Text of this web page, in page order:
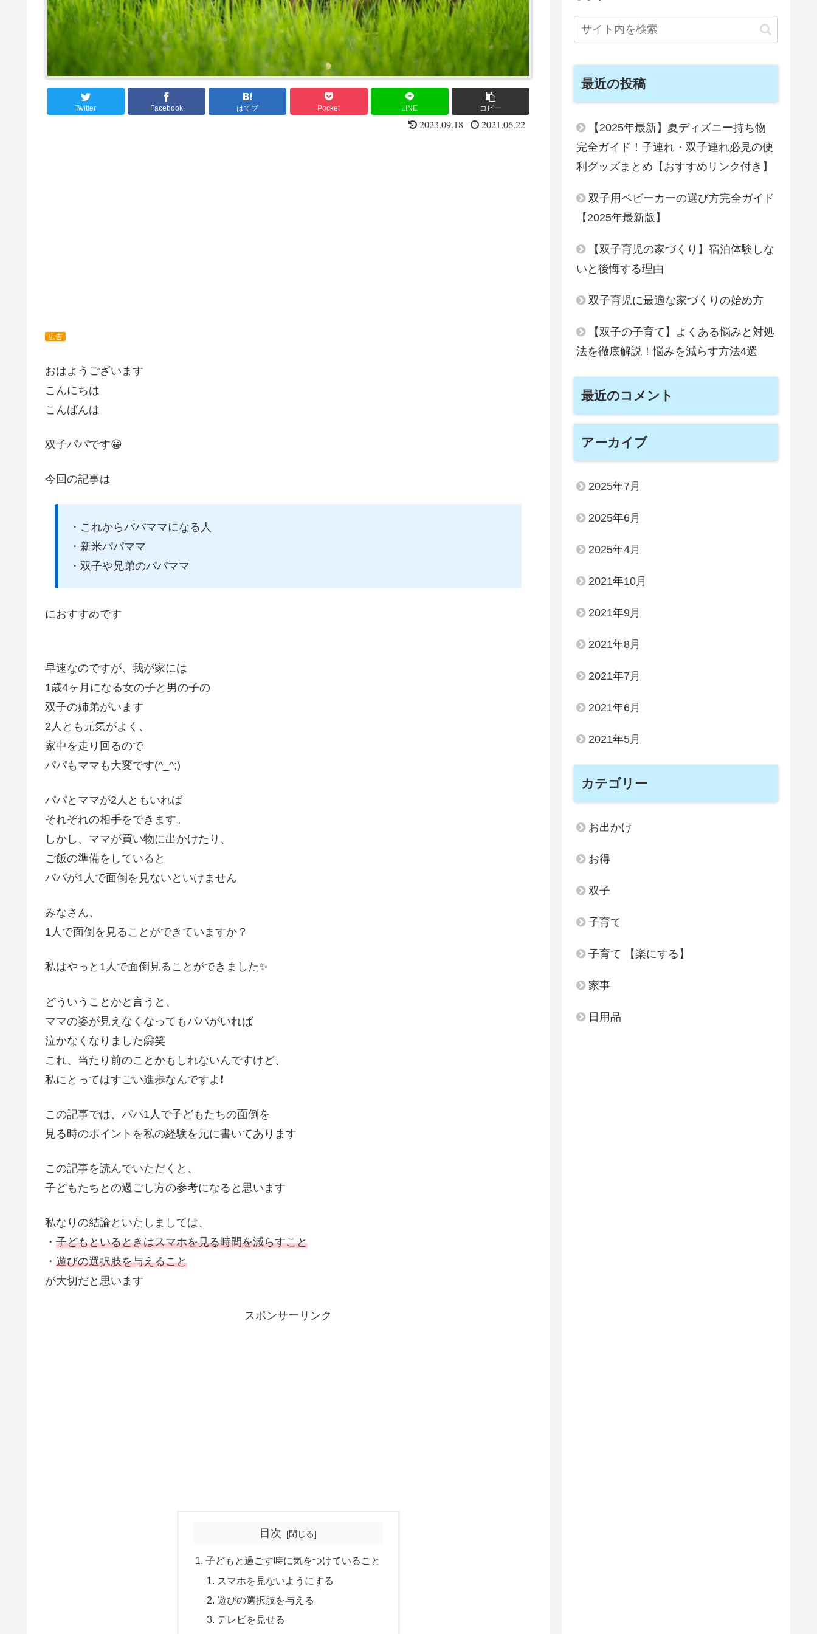
Twitter Facebook はてブ Pocket LINE コピー
2023.09.18 2021.06.22
広告
おはようございます
こんにちは
こんばんは
双子パパです😀
今回の記事は
・これからパパママになる人
・新米パパママ
・双子や兄弟のパパママ
におすすめです
早速なのですが、我が家には
1歳4ヶ月になる女の子と男の子の
双子の姉弟がいます
2人とも元気がよく、
家中を走り回るので
パパもママも大変です(^_^;)
パパとママが2人ともいれば
それぞれの相手をできます。
しかし、ママが買い物に出かけたり、
ご飯の準備をしていると
パパが1人で面倒を見ないといけません
みなさん、
1人で面倒を見ることができていますか？
私はやっと1人で面倒見ることができました✨
どういうことかと言うと、
ママの姿が見えなくなってもパパがいれば
泣かなくなりました🤗笑
これ、当たり前のことかもしれないんですけど、
私にとってはすごい進歩なんですよ❗️
この記事では、パパ1人で子どもたちの面倒を
見る時のポイントを私の経験を元に書いてあります
この記事を読んでいただくと、
子どもたちとの過ごし方の参考になると思います
私なりの結論といたしましては、
・ 子どもといるときはスマホを見る時間を減らすこと
・ 遊びの選択肢を与えること
が大切だと思います
スポンサーリンク
目次
子どもと過ごす時に気をつけていること
スマホを見ないようにする
遊びの選択肢を与える
テレビを見せる
最近の投稿
【2025年最新】夏ディズニー持ち物
完全ガイド！子連れ・双子連れ必見の便
利グッズまとめ【おすすめリンク付き】
双子用ベビーカーの選び方完全ガイド
【2025年最新版】
【双子育児の家づくり】宿泊体験しな
いと後悔する理由
双子育児に最適な家づくりの始め方
【双子の子育て】よくある悩みと対処
法を徹底解説！悩みを減らす方法4選
最近のコメント
アーカイブ
2025年7月
2025年6月
2025年4月
2021年10月
2021年9月
2021年8月
2021年7月
2021年6月
2021年5月
カテゴリー
お出かけ
お得
双子
子育て
子育て 【楽にする】
家事
日用品